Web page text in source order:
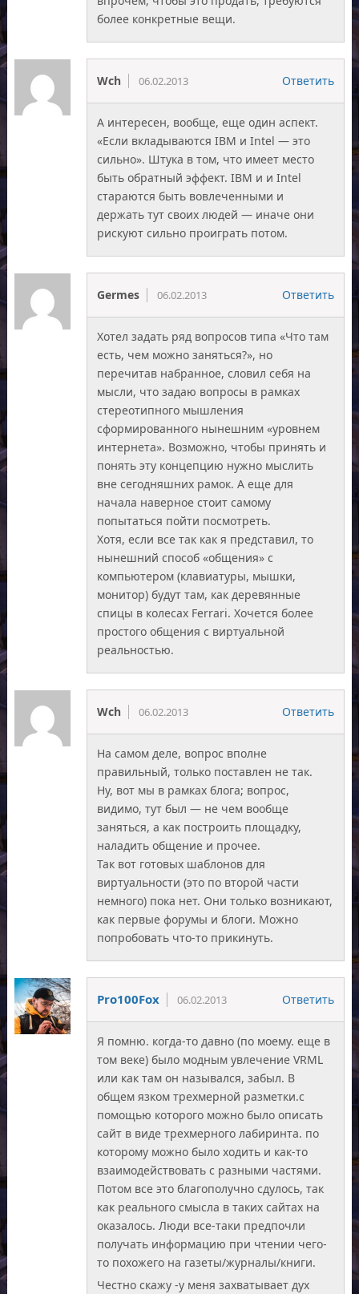
более конкретные вещи.
Wch 06.02.2013 Ответить
А интересен, вообще, еще один аспект.
«Если вкладываются IBM и Intel — это
сильно». Штука в том, что имеет место
быть обратный эффект. IBM и и Intel
стараются быть вовлеченными и
держать тут своих людей — иначе они
рискуют сильно проиграть потом.
Germes 06.02.2013 Ответить
Хотел задать ряд вопросов типа «Что там
есть, чем можно заняться?», но
перечитав набранное, словил себя на
мысли, что задаю вопросы в рамках
стереотипного мышления
сформированного нынешним «уровнем
интернета». Возможно, чтобы принять и
понять эту концепцию нужно мыслить
вне сегодняшних рамок. А еще для
начала наверное стоит самому
попытаться пойти посмотреть.
Хотя, если все так как я представил, то
нынешний способ «общения» с
компьютером (клавиатуры, мышки,
монитор) будут там, как деревянные
спицы в колесах Ferrari. Хочется более
простого общения с виртуальной
реальностью.
Wch 06.02.2013 Ответить
На самом деле, вопрос вполне
правильный, только поставлен не так.
Ну, вот мы в рамках блога; вопрос,
видимо, тут был — не чем вообще
заняться, а как построить площадку,
наладить общение и прочее.
Так вот готовых шаблонов для
виртуальности (это по второй части
немного) пока нет. Они только возникают,
как первые форумы и блоги. Можно
попробовать что-то прикинуть.
Pro100Fox 06.02.2013 Ответить
Я помню. когда-то давно (по моему. еще в
том веке) было модным увлечение VRML
или как там он назывался, забыл. В
общем язком трехмерной разметки.с
помощью которого можно было описать
сайт в виде трехмерного лабиринта. по
которому можно было ходить и как-то
взаимодействовать с разными частями.
Потом все это благополучно сдулось, так
как реального смысла в таких сайтах на
оказалось. Люди все-таки предпочли
получать информацию при чтении чего-
то похожего на газеты/журналы/книги.
Честно скажу -у меня захватывает дух